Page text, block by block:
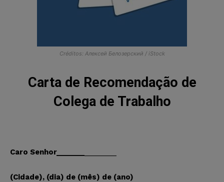
Créditos: Алексей Белозерский / iStock
Carta de Recomendação de
Colega de Trabalho
Caro Senhor_______
(Cidade), (dia) de (mês) de (ano)